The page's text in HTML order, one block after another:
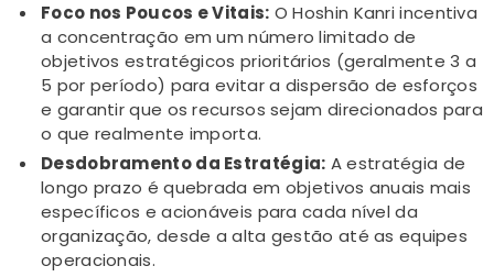
Foco nos Poucos e Vitais: O Hoshin Kanri incentiva
a concentração em um número limitado de
objetivos estratégicos prioritários (geralmente 3 a
5 por período) para evitar a dispersão de esforços
e garantir que os recursos sejam direcionados para
o que realmente importa.
Desdobramento da Estratégia: A estratégia de
longo prazo é quebrada em objetivos anuais mais
específicos e acionáveis para cada nível da
organização, desde a alta gestão até as equipes
operacionais.